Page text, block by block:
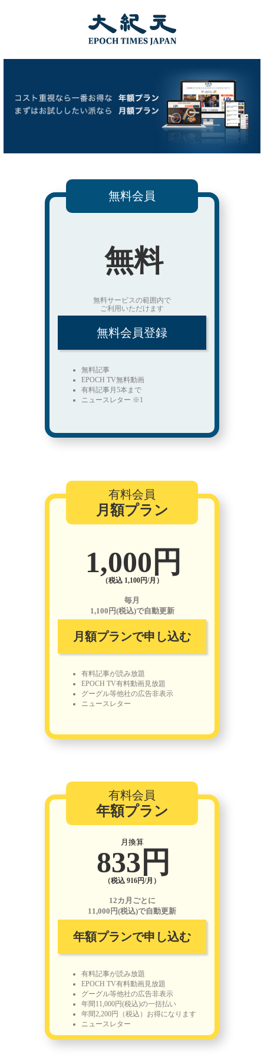
無料会員
無料
無料サービスの範囲内で
ご利用いただけます
無料会員登録
無料記事
EPOCH TV無料動画
有料記事月5本まで
ニュースレター ※1
有料会員
月額プラン
1,000円
（税込 1,100円/月）
毎月
1,100円(税込)で自動更新
月額プランで申し込む
有料記事が読み放題
EPOCH TV有料動画見放題
グーグル等他社の広告非表示
ニュースレター
有料会員
年額プラン
月換算
833円
（税込 916円/月）
12カ月ごとに
11,000円(税込)で自動更新
年額プランで申し込む
有料記事が読み放題
EPOCH TV有料動画見放題
グーグル等他社の広告非表示
年間11,000円(税込)の一括払い
年間2,200円（税込）お得になります
ニュースレター